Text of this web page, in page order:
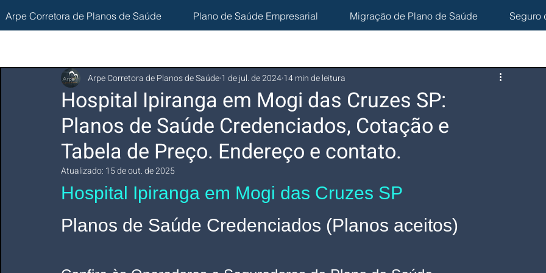
Arpe Corretora de Planos de Saúde Plano de Saúde Empresarial Migração de Plano de Saúde Seguro
Hospital Ipiranga em Mogi das Cruzes SP:
Planos de Saúde Credenciados, Cotação e
Tabela de Preço. Endereço e contato.
Arpe Corretora de Planos de Saúde1 de jul. de 202414 min de leitura
Atualizado: 15 de out. de 2025
Hospital Ipiranga em Mogi das Cruzes SP
Planos de Saúde Credenciados (Planos aceitos)